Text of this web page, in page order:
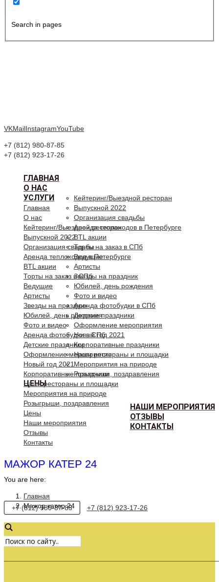
Search in pages
VKMailInstagramYouTube
+7 (812) 980-87-85
+7 (812) 923-17-26
ГЛАВНАЯ
О НАС
УСЛУГИ
Кейтеринг/Выездной ресторан
Выпускной 2022
Организация свадьбы
Аренда теплоходов в Петербурге
BTL акции
Торты на заказ в СПб
Ведущие
Артисты
Звезды на праздник
Юбилей, день рождения
Фото и видео
Аренда фотобудки в СПб
Детские праздники
Оформление мероприятия
Новый год 2021
Корпоративные праздники
Наши рестораны и площадки
Мероприятия на природе
Розыгрыши, поздравления
ЦЕНЫ
НАШИ МЕРОПРИЯТИЯ
ОТЗЫВЫ
КОНТАКТЫ
Главная
О нас
Кейтеринг/Выездной ресторан
Выпускной 2022
Организация свадьбы
Аренда теплоходов в Петербурге
BTL акции
Торты на заказ в СПб
Ведущие
Артисты
Звезды на праздник
Юбилей, день рождения
Фото и видео
Аренда фотобудки в СПб
Детские праздники
Оформление мероприятия
Новый год 2021
Корпоративные праздники
Наши рестораны и площадки
Мероприятия на природе
Розыгрыши, поздравления
Цены
Наши мероприятия
Отзывы
Контакты
МАЖОР КАТЕР 24
You are here:
Главная
Мажор катер 24
+7 (812) 980-87-85 +7 (812) 923-17-26